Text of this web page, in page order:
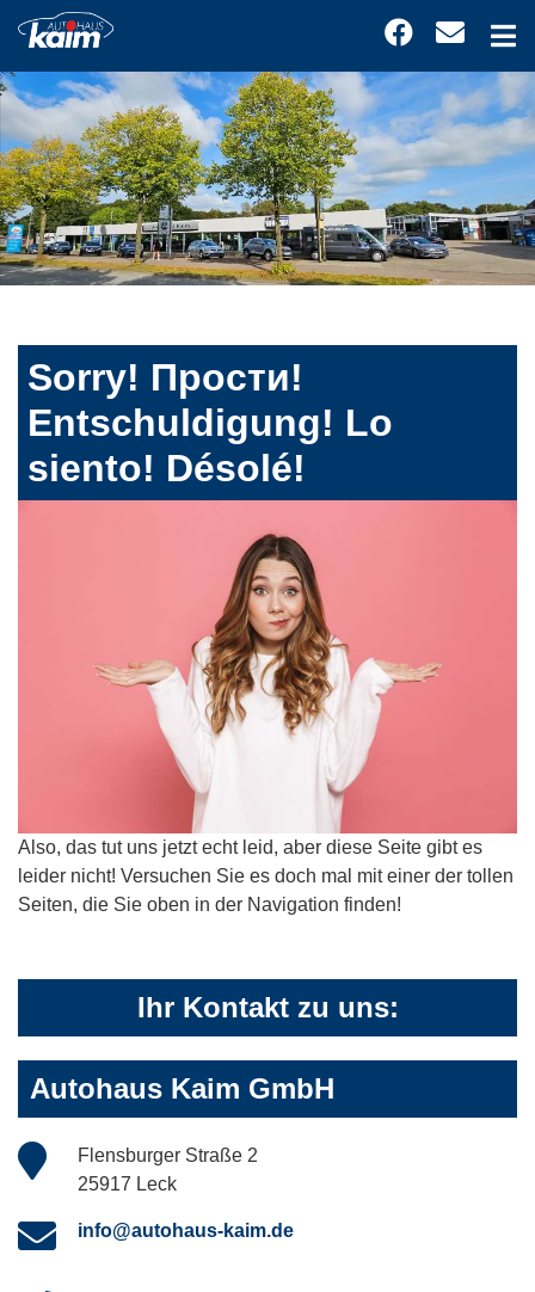
Sorry! Прости!
Entschuldigung! Lo
siento! Désolé!
Also, das tut uns jetzt echt leid, aber diese Seite gibt es
leider nicht! Versuchen Sie es doch mal mit einer der tollen
Seiten, die Sie oben in der Navigation finden!
Ihr Kontakt zu uns:
Autohaus Kaim GmbH
Flensburger Straße 2
25917 Leck
info@autohaus-kaim.de